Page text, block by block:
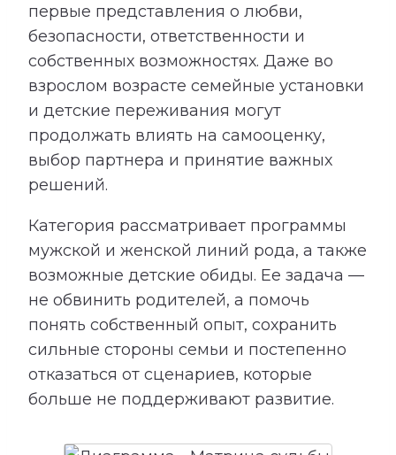
первые представления о любви,
безопасности, ответственности и
собственных возможностях. Даже во
взрослом возрасте семейные установки
и детские переживания могут
продолжать влиять на самооценку,
выбор партнера и принятие важных
решений.
Категория рассматривает программы
мужской и женской линий рода, а также
возможные детские обиды. Ее задача —
не обвинить родителей, а помочь
понять собственный опыт, сохранить
сильные стороны семьи и постепенно
отказаться от сценариев, которые
больше не поддерживают развитие.